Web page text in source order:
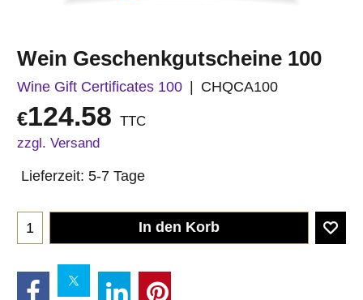
Wein Geschenkgutscheine 100
Wine Gift Certificates 100 CHQCA100
€124.58 TTC
zzgl. Versand
Lieferzeit: 5-7 Tage
In den Korb